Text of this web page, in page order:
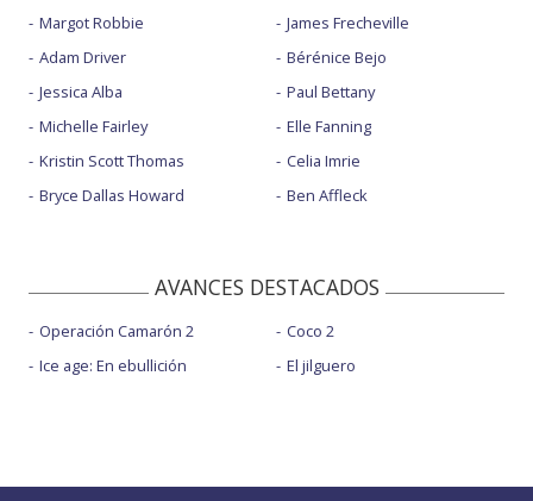
Margot Robbie
Adam Driver
Jessica Alba
Michelle Fairley
Kristin Scott Thomas
Bryce Dallas Howard
James Frecheville
Bérénice Bejo
Paul Bettany
Elle Fanning
Celia Imrie
Ben Affleck
AVANCES DESTACADOS
Operación Camarón 2
Ice age: En ebullición
Coco 2
El jilguero